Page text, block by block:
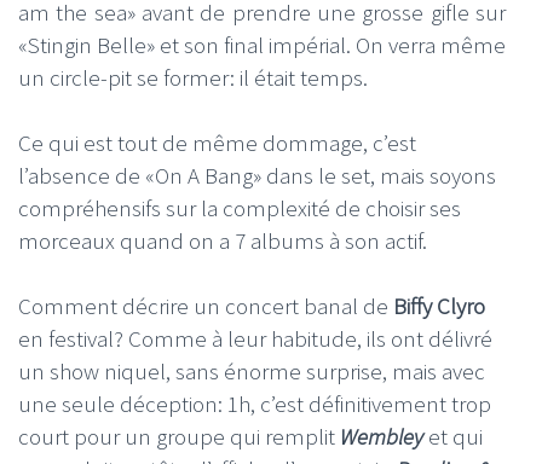
am the sea» avant de prendre une grosse gifle sur
«Stingin Belle» et son final impérial. On verra même
un circle-pit se former: il était temps.
Ce qui est tout de même dommage, c’est
l’absence de «On A Bang» dans le set, mais soyons
compréhensifs sur la complexité de choisir ses
morceaux quand on a 7 albums à son actif.
Comment décrire un concert banal de Biffy Clyro
en festival? Comme à leur habitude, ils ont délivré
un show niquel, sans énorme surprise, mais avec
une seule déception: 1h, c’est définitivement trop
court pour un groupe qui remplit Wembleyet qui